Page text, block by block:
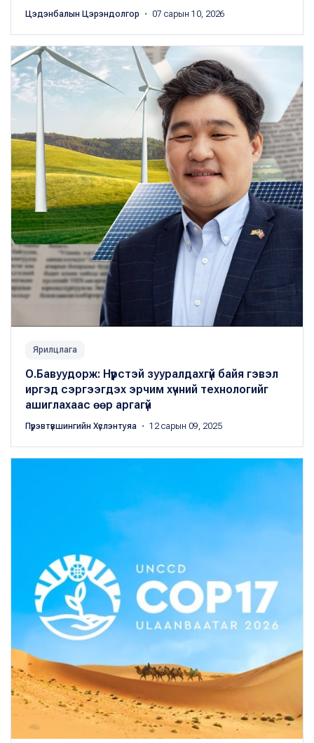
Цэдэнбалын Цэрэндолгор ・ 07 сарын 10, 2026
Ярилцлага
О.Бавуудорж: Нүүрстэй зууралдахгүй байя гэвэл
иргэд сэргээгдэх эрчим хүчний технологийг
ашиглахаас өөр аргагүй
Пүрэвтүвшингийн Хүслэнтуяа ・ 12 сарын 09, 2025